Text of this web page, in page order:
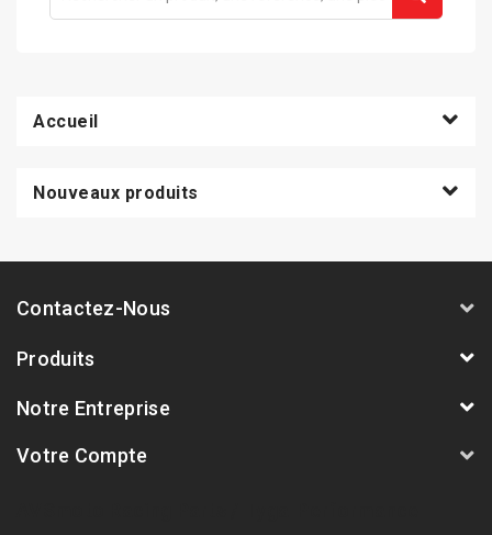
Accueil
Nouveaux produits
Contactez-Nous
Produits
Notre Entreprise
Votre Compte